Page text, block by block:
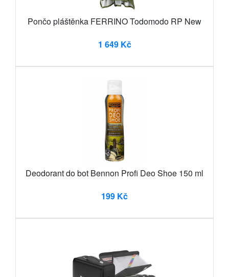
Pončo pláštěnka FERRINO Todomodo RP New
1 649 Kč
Deodorant do bot Bennon Profi Deo Shoe 150 ml
199 Kč